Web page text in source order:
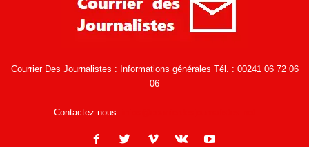
Courrier Des Journalistes : Informations générales Tél. : 00241 06 72 06
06
Contactez-nous: